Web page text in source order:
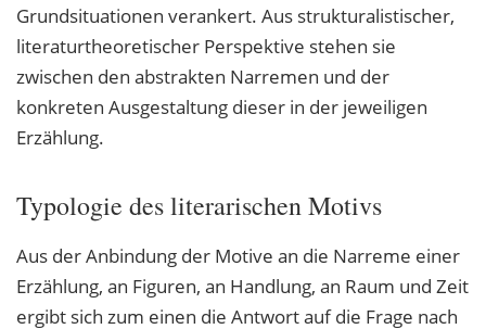
Grundsituationen verankert. Aus strukturalistischer,
literaturtheoretischer Perspektive stehen sie
zwischen den abstrakten Narremen und der
konkreten Ausgestaltung dieser in der jeweiligen
Erzählung.
Typologie des literarischen Motivs
Aus der Anbindung der Motive an die Narreme einer
Erzählung, an Figuren, an Handlung, an Raum und Zeit
ergibt sich zum einen die Antwort auf die Frage nach